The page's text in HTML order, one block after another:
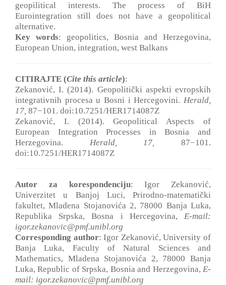
geopilitical interests. The process of BiH
Eurointegration still does not have a geopolitical
alternative.
Key words: geopolitics, Bosnia and Herzegovina,
European Union, integration, west Balkans
CITIRAJTE (Cite this article):
Zekanović, I. (2014). Geopolitički aspekti evropskih
integrativnih procesa u Bosni i Hercegovini. Herald,
17, 87−101. doi:10.7251/HER1714087Z
Zekanović, I. (2014). Geopolitical Aspects of
European Integration Processes in Bosnia and
Herzegovina. Herald, 17, 87−101.
doi:10.7251/HER1714087Z
Autor za korespondenciju: Igor Zekanović,
Univerzitet u Banjoj Luci, Prirodno-matematički
fakultet, Mladena Stojanovića 2, 78000 Banja Luka,
Republika Srpska, Bosna i Hercegovina, E-mail:
igor.zekanovic@pmf.unibl.org
Corresponding author: Igor Zekanović, University of
Banja Luka, Faculty of Natural Sciences and
Mathematics, Mladena Stojanovića 2, 78000 Banja
Luka, Republic of Srpska, Bosnia and Herzegovina, E-
mail: igor.zekanovic@pmf.unibl.org